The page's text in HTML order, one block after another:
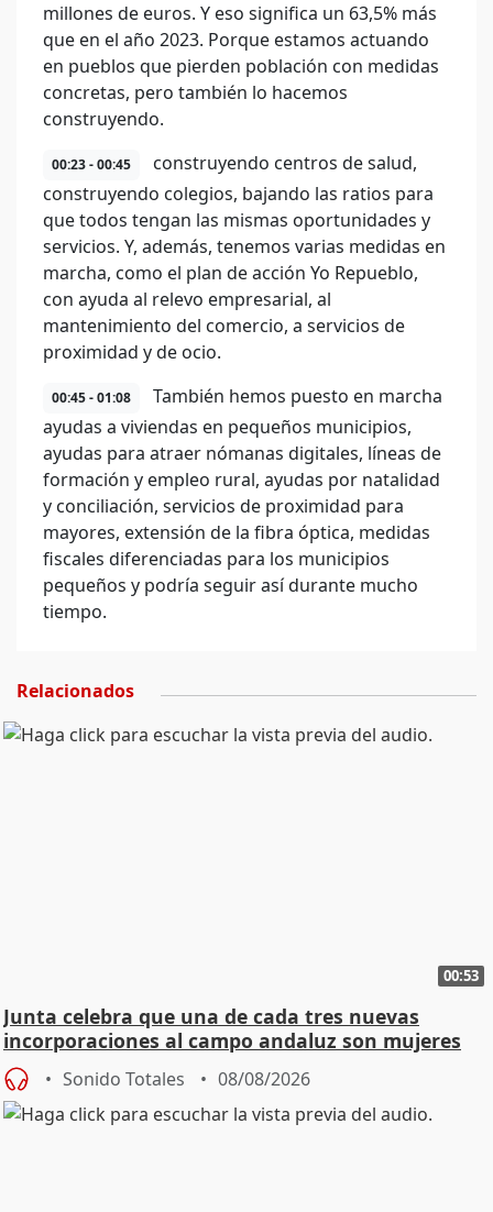
millones de euros. Y eso significa un 63,5% más
que en el año 2023. Porque estamos actuando
en pueblos que pierden población con medidas
concretas, pero también lo hacemos
construyendo.
00:23 - 00:45
construyendo centros de salud,
construyendo colegios, bajando las ratios para
que todos tengan las mismas oportunidades y
servicios. Y, además, tenemos varias medidas en
marcha, como el plan de acción Yo Repueblo,
con ayuda al relevo empresarial, al
mantenimiento del comercio, a servicios de
proximidad y de ocio.
00:45 - 01:08
También hemos puesto en marcha
ayudas a viviendas en pequeños municipios,
ayudas para atraer nómanas digitales, líneas de
formación y empleo rural, ayudas por natalidad
y conciliación, servicios de proximidad para
mayores, extensión de la fibra óptica, medidas
fiscales diferenciadas para los municipios
pequeños y podría seguir así durante mucho
tiempo.
Relacionados
00:53
Junta celebra que una de cada tres nuevas
incorporaciones al campo andaluz son mujeres
jóvenes
Sonido Totales 08/08/2026